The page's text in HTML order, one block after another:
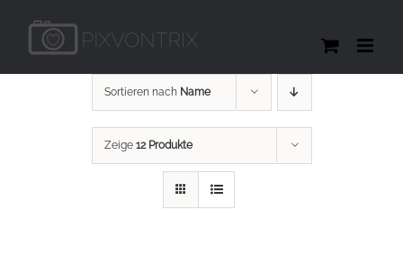
Sortieren nach Name
Zeige 12 Produkte